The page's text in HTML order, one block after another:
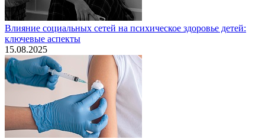
Влияние социальных сетей на психическое здоровье детей:
ключевые аспекты
15.08.2025